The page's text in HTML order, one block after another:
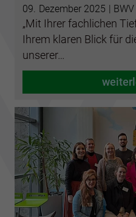
09. Dezember 2025 |
„Mit Ihrer fachlichen
Ihrem klaren Blick für
unserer…